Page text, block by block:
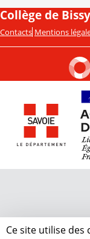
Collège de Bissy
Contacts Mentions
Ce site utilise